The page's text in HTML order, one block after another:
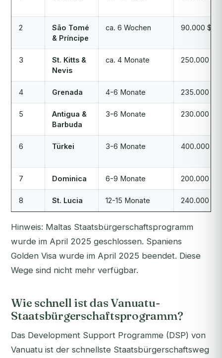
2
São Tomé
& Príncipe
ca. 6 Wochen 90.000 $
3
St. Kitts &
Nevis
ca. 4 Monate 250.000 $
4 Grenada 4-6 Monate 235.000 $
5
Antigua &
Barbuda
3-6 Monate 230.000 $
6 Türkei 3-6 Monate 400.000 $
7 Dominica 6-9 Monate 200.000 $
8 St. Lucia 12-15 Monate 240.000 $
Hinweis: Maltas Staatsbürgerschaftsprogramm
wurde im April 2025 geschlossen. Spaniens
Golden Visa wurde im April 2025 beendet. Diese
Wege sind nicht mehr verfügbar.
Wie schnell ist das Vanuatu-
Staatsbürgerschaftsprogramm?
Das Development Support Programme (DSP) von
Vanuatu ist der schnellste Staatsbürgerschaftsweg